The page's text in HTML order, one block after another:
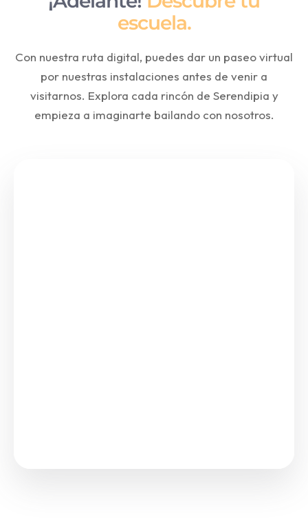
escuela.
Con nuestra ruta digital, puedes dar un paseo virtual
por nuestras instalaciones antes de venir a
visitarnos. Explora cada rincón de Serendipia y
empieza a imaginarte bailando con nosotros.